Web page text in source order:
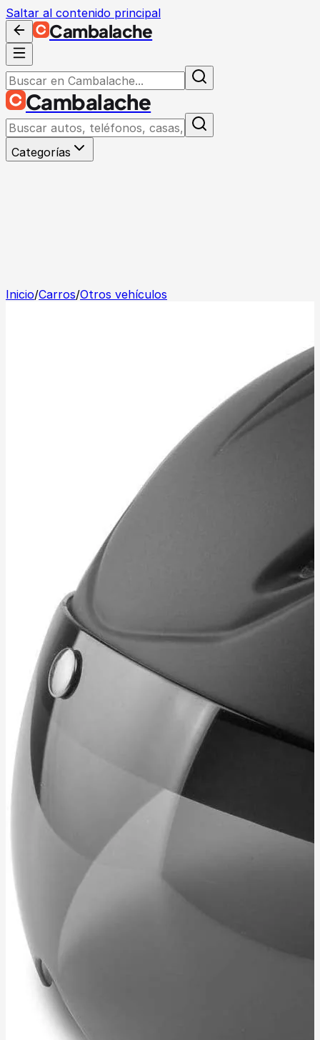
Saltar al contenido principal
Cambalache
Cambalache
Categorías
Inicio/Carros/Otros vehículos